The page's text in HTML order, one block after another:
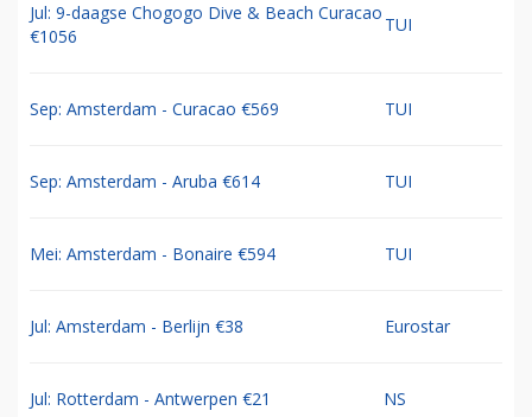
Jul: 9-daagse Chogogo Dive & Beach Curacao
€1056
TUI
Sep: Amsterdam - Curacao €569 TUI
Sep: Amsterdam - Aruba €614 TUI
Mei: Amsterdam - Bonaire €594 TUI
Jul: Amsterdam - Berlijn €38 Eurostar
Jul: Rotterdam - Antwerpen €21 NS